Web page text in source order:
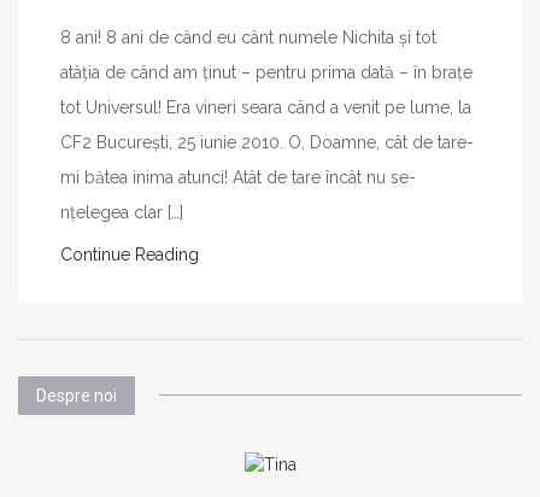
8 ani! 8 ani de când eu cânt numele Nichita și tot
atâția de când am ținut – pentru prima dată – în brațe
tot Universul! Era vineri seara când a venit pe lume, la
CF2 București, 25 iunie 2010. O, Doamne, cât de tare-
mi bătea inima atunci! Atât de tare încât nu se-
nțelegea clar […]
Continue Reading
Despre noi